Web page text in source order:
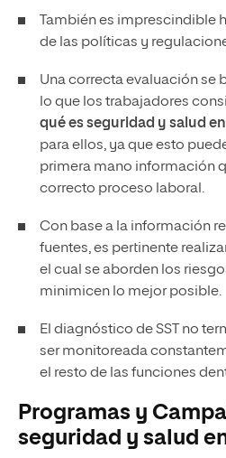
También es imprescindible
de las políticas y
Una correcta evaluación se
lo que los trabajadores
qué es seguridad y salud
para ellos, ya que esto
primera mano información
correcto proceso laboral.
Con base a la información
fuentes, es pertinente
el cual se aborden los
minimicen lo mejor posible.
El diagnóstico de SST no
ser monitoreada
el resto de las funciones
Programas y
seguridad y salud